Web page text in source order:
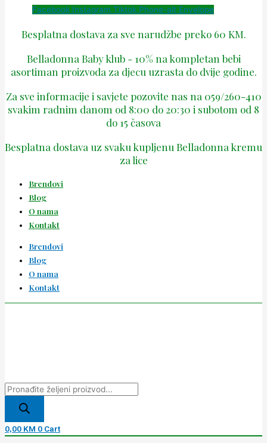
Facebook Instagram Tiktok Phone-alt Envelope
Besplatna dostava za sve narudžbe preko 60 KM.
Belladonna Baby klub - 10% na kompletan bebi
asortiman proizvoda za djecu uzrasta do dvije godine.
Za sve informacije i savjete pozovite nas na 059/260-410
svakim radnim danom od 8:00 do 20:30 i subotom od 8
do 15 časova
Besplatna dostava uz svaku kupljenu Belladonna kremu
za lice
Brendovi
Blog
O nama
Kontakt
Brendovi
Blog
O nama
Kontakt
0,00 KM 0 Cart